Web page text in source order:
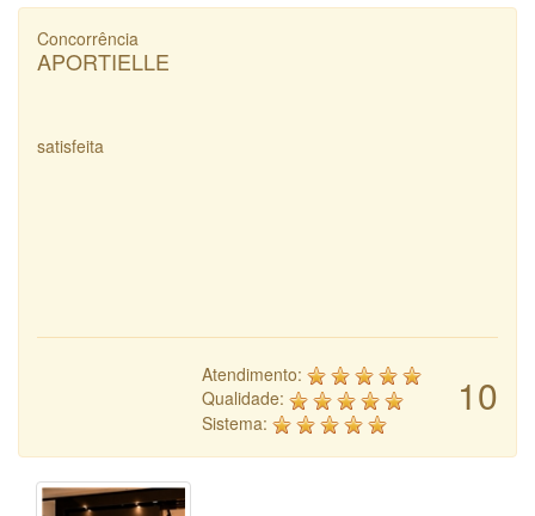
Concorrência
APORTIELLE
satisfeita
10
Atendimento:
Qualidade:
Sistema: